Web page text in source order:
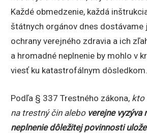
Každé obmedzenie, každá
štátnych orgánov dnes dostávame
ochrany verejného zdravia a ich
a hromadné neplnenie by mohlo v
viesť ku katastrofálnym dôsledkom.
Podľa § 337 Trestného zákona, kto
na trestný čin alebo verejne vyzýva
neplnenie dôležitej povinnosti